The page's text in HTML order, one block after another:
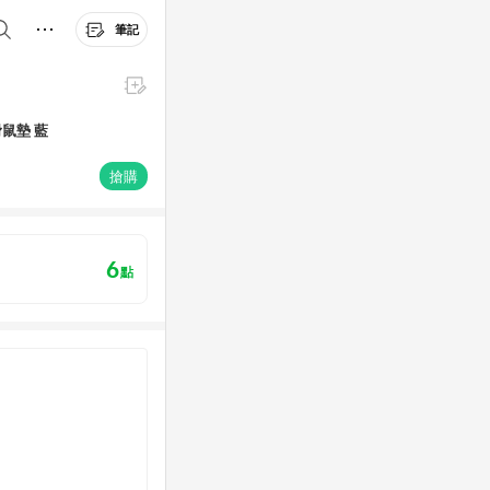
筆記
滑鼠墊 鍵鼠組 莓果粉+滑鼠墊 藍
搶購
6點